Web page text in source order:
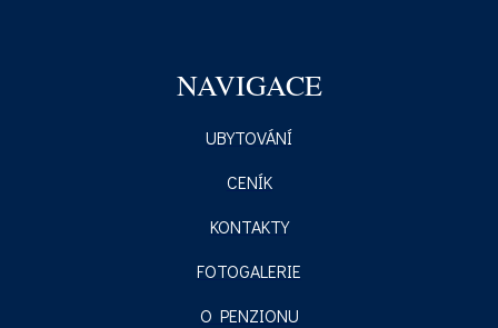
NAVIGACE
UBYTOVÁNÍ
CENÍK
KONTAKTY
FOTOGALERIE
O PENZIONU